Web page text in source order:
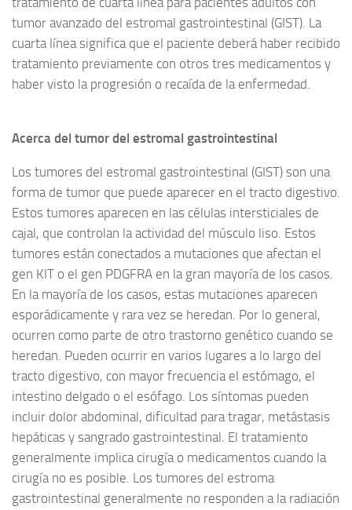
tumor avanzado del estromal gastrointestinal (GIST). La
cuarta línea significa que el paciente deberá haber recibido
tratamiento previamente con otros tres medicamentos y
haber visto la progresión o recaída de la enfermedad.
Acerca del tumor del estromal gastrointestinal
Los tumores del estromal gastrointestinal (GIST) son una
forma de tumor que puede aparecer en el tracto digestivo.
Estos tumores aparecen en las células intersticiales de
cajal, que controlan la actividad del músculo liso. Estos
tumores están conectados a mutaciones que afectan el
gen KIT o el gen PDGFRA en la gran mayoría de los casos.
En la mayoría de los casos, estas mutaciones aparecen
esporádicamente y rara vez se heredan. Por lo general,
ocurren como parte de otro trastorno genético cuando se
heredan. Pueden ocurrir en varios lugares a lo largo del
tracto digestivo, con mayor frecuencia el estómago, el
intestino delgado o el esófago. Los síntomas pueden
incluir dolor abdominal, dificultad para tragar, metástasis
hepáticas y sangrado gastrointestinal. El tratamiento
generalmente implica cirugía o medicamentos cuando la
cirugía no es posible. Los tumores del estroma
gastrointestinal generalmente no responden a la radiación